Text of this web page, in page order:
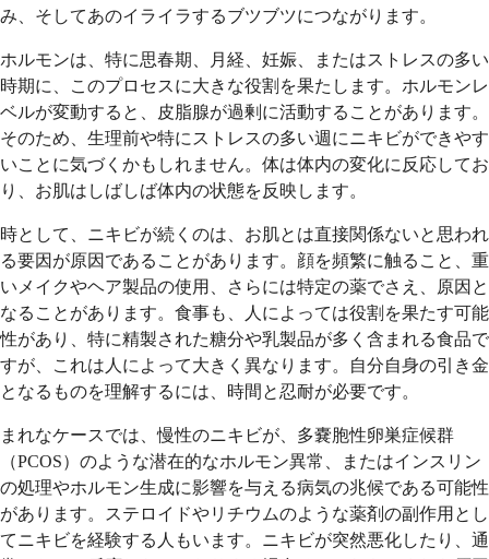
み、そしてあのイライラするブツブツにつながります。
ホルモンは、特に思春期、月経、妊娠、またはストレスの多い
時期に、このプロセスに大きな役割を果たします。ホルモンレ
ベルが変動すると、皮脂腺が過剰に活動することがあります。
そのため、生理前や特にストレスの多い週にニキビができやす
いことに気づくかもしれません。体は体内の変化に反応してお
り、お肌はしばしば体内の状態を反映します。
時として、ニキビが続くのは、お肌とは直接関係ないと思われ
る要因が原因であることがあります。顔を頻繁に触ること、重
いメイクやヘア製品の使用、さらには特定の薬でさえ、原因と
なることがあります。食事も、人によっては役割を果たす可能
性があり、特に精製された糖分や乳製品が多く含まれる食品で
すが、これは人によって大きく異なります。自分自身の引き金
となるものを理解するには、時間と忍耐が必要です。
まれなケースでは、慢性のニキビが、多嚢胞性卵巣症候群
（PCOS）のような潜在的なホルモン異常、またはインスリン
の処理やホルモン生成に影響を与える病気の兆候である可能性
があります。ステロイドやリチウムのような薬剤の副作用とし
てニキビを経験する人もいます。ニキビが突然悪化したり、通